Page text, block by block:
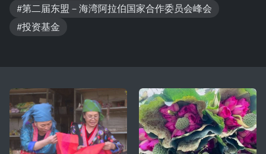
#第二届东盟－海湾阿拉伯国家合作委员会峰会
#投资基金